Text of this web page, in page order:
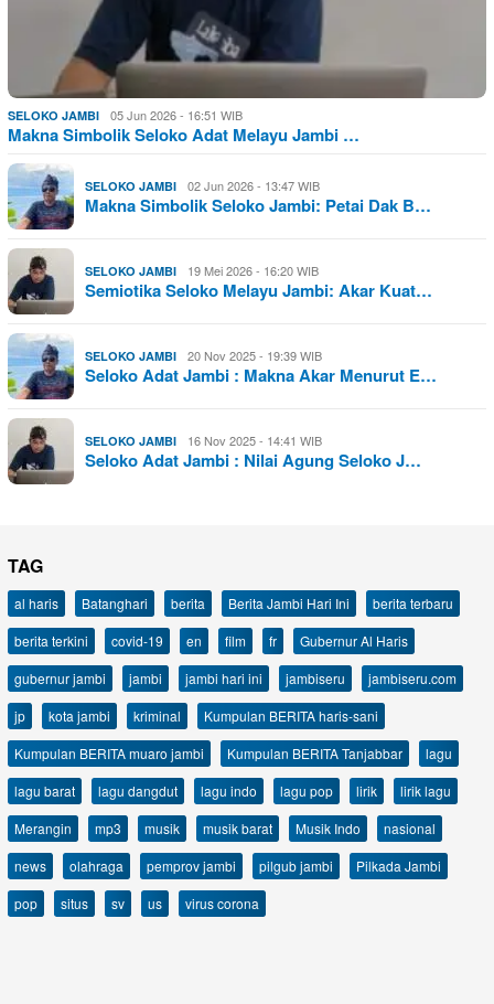
SELOKO JAMBI 05 Jun 2026 - 16:51 WIB
Makna Simbolik Seloko Adat Melayu Jambi …
SELOKO JAMBI 02 Jun 2026 - 13:47 WIB
Makna Simbolik Seloko Jambi: Petai Dak B…
SELOKO JAMBI 19 Mei 2026 - 16:20 WIB
Semiotika Seloko Melayu Jambi: Akar Kuat…
SELOKO JAMBI 20 Nov 2025 - 19:39 WIB
Seloko Adat Jambi : Makna Akar Menurut E…
SELOKO JAMBI 16 Nov 2025 - 14:41 WIB
Seloko Adat Jambi : Nilai Agung Seloko J…
TAG
al haris Batanghari berita Berita Jambi Hari Ini
berita terbaru
berita terkini
covid-19 en film fr
Gubernur Al Haris
gubernur jambi
jambi jambi hari ini jambiseru
jambiseru.com
jp
kota jambi kriminal
Kumpulan BERITA haris-sani
Kumpulan BERITA muaro jambi
Kumpulan BERITA Tanjabbar
lagu
lagu barat
lagu dangdut lagu indo lagu pop lirik
lirik lagu
Merangin
mp3 musik musik barat Musik Indo
nasional
news
olahraga pemprov jambi pilgub jambi
Pilkada Jambi
pop
situs sv us virus corona